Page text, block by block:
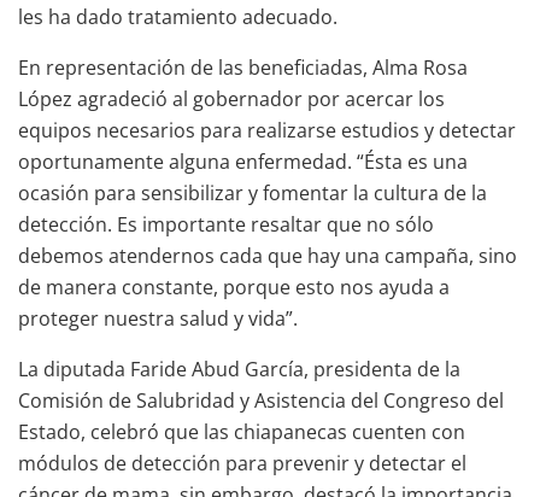
les ha dado tratamiento adecuado.
En representación de las beneficiadas, Alma Rosa
López agradeció al gobernador por acercar los
equipos necesarios para realizarse estudios y detectar
oportunamente alguna enfermedad. “Ésta es una
ocasión para sensibilizar y fomentar la cultura de la
detección. Es importante resaltar que no sólo
debemos atendernos cada que hay una campaña, sino
de manera constante, porque esto nos ayuda a
proteger nuestra salud y vida”.
La diputada Faride Abud García, presidenta de la
Comisión de Salubridad y Asistencia del Congreso del
Estado, celebró que las chiapanecas cuenten con
módulos de detección para prevenir y detectar el